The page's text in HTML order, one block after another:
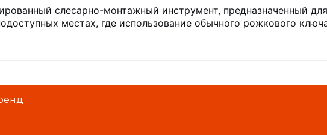
слесарно-монтажный инструмент, предназначенный для
местах, где использование обычного рожкового